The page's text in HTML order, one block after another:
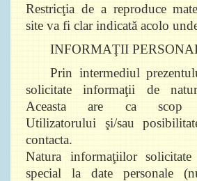
Restricţia de a reproduce
site va fi clar indicată acolo
INFORMAŢII
Prin intermediul
solicitate informaţii de
Aceasta are ca scop
Utilizatorului şi/sau
contacta.
Natura informaţiilor
special la date personale